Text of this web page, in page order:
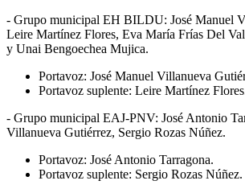
- Grupo municipal EH BILDU: José Manuel
Leire Martínez Flores, Eva María Frías Del
y Unai Bengoechea Mujica.
Portavoz: José Manuel Villanueva
Portavoz suplente: Leire Martínez
- Grupo municipal EAJ-PNV: José Antonio
Villanueva Gutiérrez, Sergio Rozas Núñez.
Portavoz: José Antonio Tarragona.
Portavoz suplente: Sergio Rozas Núñez.